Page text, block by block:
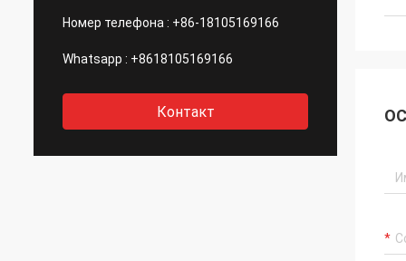
Номер телефона : +86-18105169166
Whatsapp : +8618105169166
Контакт